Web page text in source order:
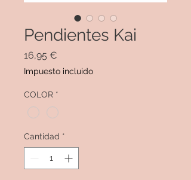
Pendientes Kai
16,95 €
Impuesto incluido
COLOR *
Cantidad *